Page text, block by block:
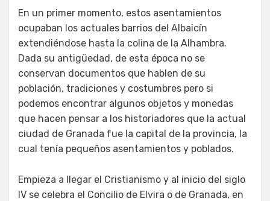
En un primer momento, estos asentamientos
ocupaban los actuales barrios del Albaicín
extendiéndose hasta la colina de la Alhambra.
Dada su antigüedad, de esta época no se
conservan documentos que hablen de su
población, tradiciones y costumbres pero si
podemos encontrar algunos objetos y monedas
que hacen pensar a los historiadores que la actual
ciudad de Granada fue la capital de la provincia, la
cual tenía pequeños asentamientos y poblados.
Empieza a llegar el Cristianismo y al inicio del siglo
IV se celebra el Concilio de Elvira o de Granada, en